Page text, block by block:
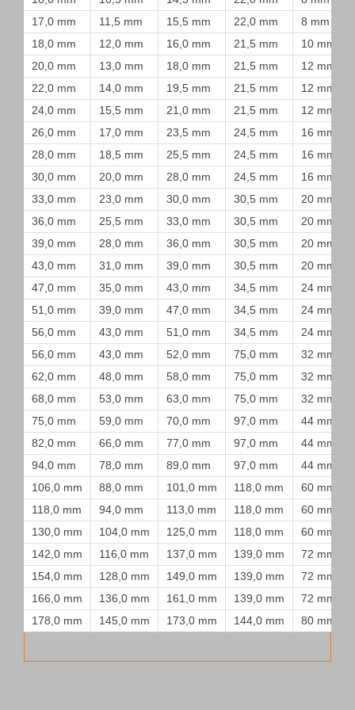
17,0 mm
11,5 mm 15,5 mm 22,0 mm
8 mm
18,0 mm
12,0 mm 16,0 mm 21,5 mm
10 mm
20,0 mm
13,0 mm 18,0 mm 21,5 mm
12 mm
22,0 mm
14,0 mm 19,5 mm 21,5 mm
12 mm
24,0 mm
15,5 mm 21,0 mm 21,5 mm
12 mm
26,0 mm
17,0 mm 23,5 mm 24,5 mm
16 mm
28,0 mm
18,5 mm 25,5 mm 24,5 mm
16 mm
30,0 mm
20,0 mm 28,0 mm 24,5 mm
16 mm
33,0 mm
23,0 mm 30,0 mm 30,5 mm
20 mm
36,0 mm
25,5 mm 33,0 mm 30,5 mm
20 mm
39,0 mm
28,0 mm 36,0 mm 30,5 mm
20 mm
43,0 mm
31,0 mm 39,0 mm 30,5 mm
20 mm
47,0 mm
35,0 mm 43,0 mm 34,5 mm
24 mm
51,0 mm
39,0 mm 47,0 mm 34,5 mm
24 mm
56,0 mm
43,0 mm 51,0 mm 34,5 mm
24 mm
56,0 mm
43,0 mm 52,0 mm 75,0 mm
32 mm
62,0 mm
48,0 mm 58,0 mm 75,0 mm
32 mm
68,0 mm
53,0 mm 63,0 mm 75,0 mm
32 mm
75,0 mm
59,0 mm 70,0 mm 97,0 mm
44 mm
82,0 mm
66,0 mm 77,0 mm 97,0 mm
44 mm
94,0 mm
78,0 mm 89,0 mm 97,0 mm
44 mm
106,0 mm
88,0 mm 101,0 mm 118,0 mm
60 mm
118,0 mm
94,0 mm 113,0 mm 118,0 mm
60 mm
130,0 mm
104,0 mm 125,0 mm 118,0 mm
60 mm
142,0 mm
116,0 mm 137,0 mm 139,0 mm
72 mm
154,0 mm
128,0 mm 149,0 mm 139,0 mm
72 mm
166,0 mm
136,0 mm 161,0 mm 139,0 mm
72 mm
178,0 mm
145,0 mm 173,0 mm 144,0 mm 80 mm